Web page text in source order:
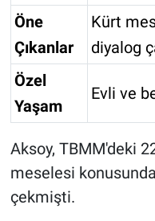
Öne
Çıkanlar
Kürt
diyalog
Özel
Yaşam
Evli ve
Aksoy, TBMM'deki
meselesi
çekmişti.